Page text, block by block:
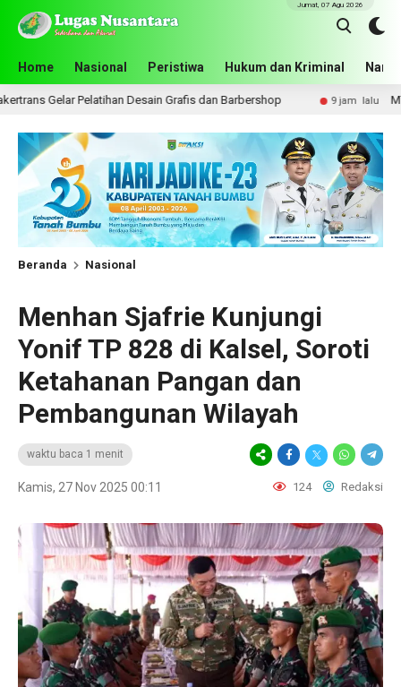
Home Nasional Peristiwa Hukum dan Kriminal
Jumat, 07 Agu 2026
Desain Grafis dan Barbershop 9 jam lalu MTQN ke-23
Beranda Nasional
Menhan Sjafrie Kunjungi
Yonif TP 828 di Kalsel, Soroti
Ketahanan Pangan dan
Pembangunan Wilayah
waktu baca 1 menit
Kamis, 27 Nov 2025 00:11 124 Redaksi